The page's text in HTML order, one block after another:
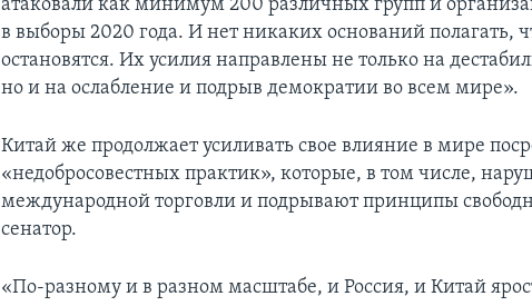
атаковали как минимум 200 различных групп и
в выборы 2020 года. И нет никаких оснований полагать,
остановятся. Их усилия направлены не только на
но и на ослабление и подрыв демократии во всем мире».
Китай же продолжает усиливать свое влияние в мире
«недобросовестных практик», которые, в том числе,
международной торговли и подрывают принципы
сенатор.
«По-разному и в разном масштабе, и Россия, и Китай